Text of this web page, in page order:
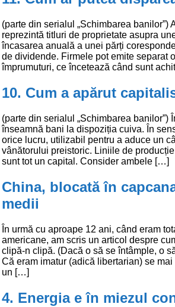
(parte din serialul „Schimbarea
reprezintă titluri de proprietate asupra
încasarea anuală a unei părți
de dividende. Firmele pot emite separat
împrumuturi, ce încetează când sunt
10. Cum a apărut
(parte din serialul „Schimbarea banilor”)
înseamnă bani la dispoziția cuiva. În
orice lucru, utilizabil pentru a aduce un
vânătorului preistoric. Liniile de
sunt tot un capital. Consider ambele […]
China, blocată în
medii
În urmă cu aproape 12 ani, când eram
americane, am scris un articol despre
clipă-n clipă. (Dacă o să se întâmple, o
Că eram imatur (adică libertarian) se
un […]
4. Energia e în miezul